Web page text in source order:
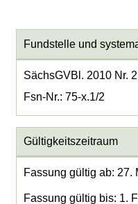
Fundstelle und
SächsGVBl. 2010 Nr.
Fsn-Nr.: 75-x.1/2
Gültigkeitszeitraum
Fassung gültig ab: 27.
Fassung gültig bis: 1.